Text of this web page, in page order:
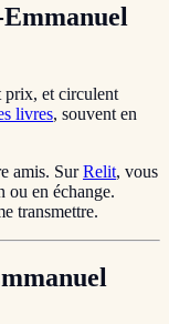
prix, et circulent
livres, souvent en
amis. SurRelit, vous
ou en échange.
transmettre.